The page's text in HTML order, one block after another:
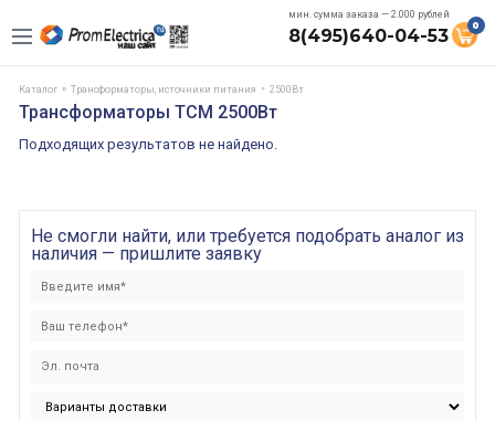
мин. сумма заказа — 2.000 рублей
8(495)640-04-53 0
Каталог Трансформаторы, источники питания 2500Вт
Трансформаторы ТСМ 2500Вт
Подходящих результатов не найдено.
Не смогли найти, или требуется подобрать аналог из
наличия — пришлите заявку